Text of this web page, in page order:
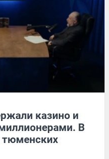
казино и
В
тюменских